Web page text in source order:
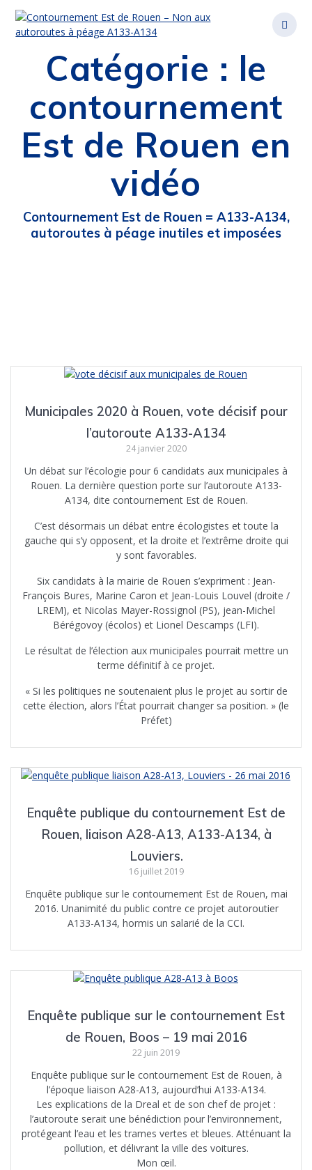
au
contenu
Catégorie : le
contournement
Est de Rouen en
vidéo
Contournement Est de Rouen = A133-A134,
autoroutes à péage inutiles et imposées
Municipales 2020 à Rouen, vote décisif pour
l’autoroute A133-A134
24 janvier 2020
Un débat sur l’écologie pour 6 candidats aux municipales à
Rouen. La dernière question porte sur l’autoroute A133-
A134, dite contournement Est de Rouen.
C’est désormais un débat entre écologistes et toute la
gauche qui s’y opposent, et la droite et l’extrême droite qui
y sont favorables.
Six candidats à la mairie de Rouen s’expriment : Jean-
François Bures, Marine Caron et Jean-Louis Louvel (droite /
LREM), et Nicolas Mayer-Rossignol (PS), jean-Michel
Bérégovoy (écolos) et Lionel Descamps (LFI).
Le résultat de l’élection aux municipales pourrait mettre un
terme définitif à ce projet.
« Si les politiques ne soutenaient plus le projet au sortir de
cette élection, alors l’État pourrait changer sa position. » (le
Préfet)
Enquête publique du contournement Est de
Rouen, liaison A28-A13, A133-A134, à
Louviers.
16 juillet 2019
Enquête publique sur le contournement Est de Rouen, mai
2016. Unanimité du public contre ce projet autoroutier
A133-A134, hormis un salarié de la CCI.
Enquête publique sur le contournement Est
de Rouen, Boos – 19 mai 2016
22 juin 2019
Enquête publique sur le contournement Est de Rouen, à
l’époque liaison A28-A13, aujourd’hui A133-A134.
Les explications de la Dreal et de son chef de projet :
l’autoroute serait une bénédiction pour l’environnement,
protégeant l’eau et les trames vertes et bleues. Atténuant la
pollution, et délivrant la ville des voitures.
Mon œil.